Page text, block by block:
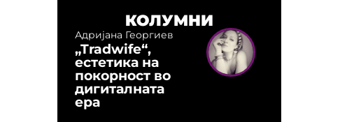
КОЛУМНИ
Адријана Георгиев
„Tradwife“,
естетика на
покорност во
дигиталната
ера